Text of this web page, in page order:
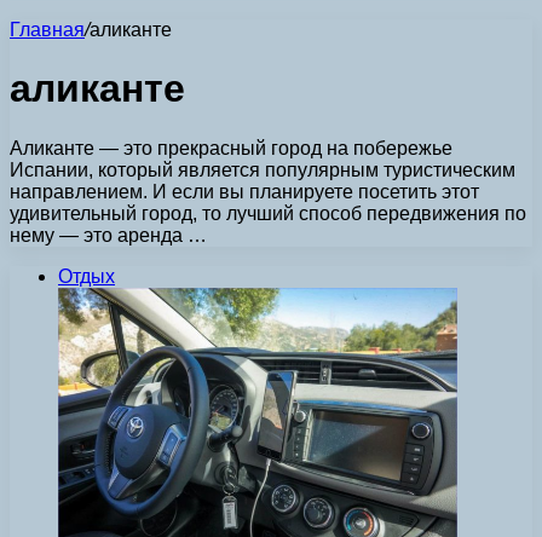
Главная/аликанте
аликанте
Аликанте — это прекрасный город на побережье
Испании, который является популярным туристическим
направлением. И если вы планируете посетить этот
удивительный город, то лучший способ передвижения по
нему — это аренда …
Отдых